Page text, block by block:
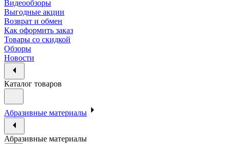
Видеообзоры
Выгодные акции
Возврат и обмен
Как оформить заказ
Товары со скидкой
Обзоры
Новости
Каталог товаров
Абразивные материалы
Абразивные материалы